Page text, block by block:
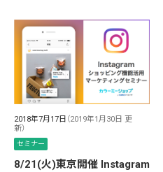
2018年7月17日 （2019年1月30日 更
新）
セミナー
8/21(火)東京開催 Instagram